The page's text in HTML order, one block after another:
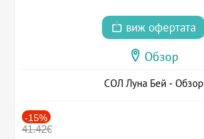
виж офертата
Обзор
СОЛ Луна Бей - Обзор
-15%
41.42€